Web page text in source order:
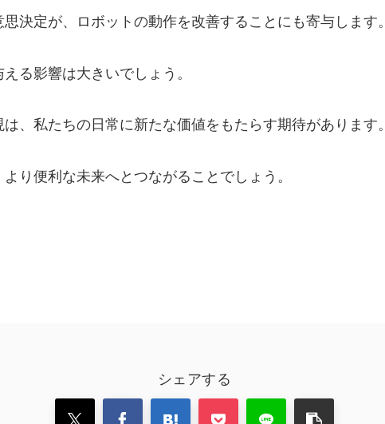
決定が、ロボットの動作を改善することにも寄与します。
る影響は大きいでしょう。
、私たちの日常に新たな価値をもたらす期待があります。
り便利な未来へとつながることでしょう。
シェアする